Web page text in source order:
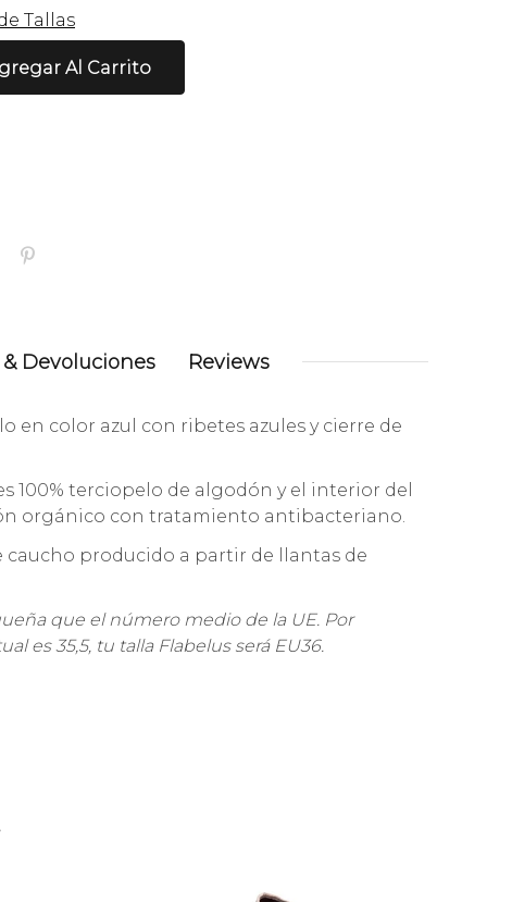
Tallas
Al Carrito
Devoluciones Reviews
en color azul con ribetes azules y cierre de
100% terciopelo de algodón y el interior del
orgánico con tratamiento antibacteriano.
caucho producido a partir de llantas de
que el número medio de la UE. Por
es 35,5, tu talla Flabelus será EU36.